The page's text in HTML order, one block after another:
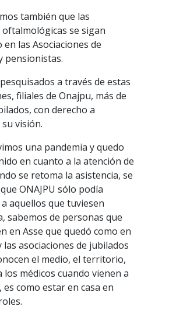
también que las
oftalmológicas se sigan
en las Asociaciones de
pensionistas.
a través de estas
filiales de Onajpu, más de
con derecho a
visión.
una pandemia y quedo
en cuanto a la atención de
se retoma la asistencia, se
ONAJPU sólo podía
aquellos que tuviesen
sabemos de personas que
en Asse que quedó como en
las asociaciones de jubilados
el medio, el territorio,
los médicos cuando vienen a
es como estar en casa en